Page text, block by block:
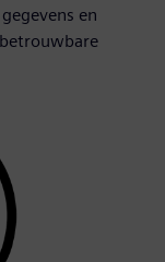
en